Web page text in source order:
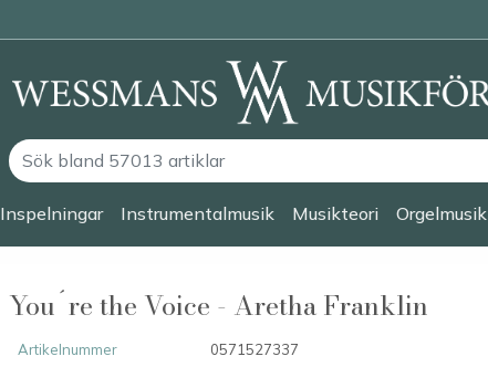
Inspelningar Instrumentalmusik Musikteori Orgelmusik
You´re the Voice - Aretha Franklin
Artikelnummer 0571527337